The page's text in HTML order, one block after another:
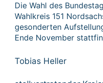
Die Wahl des
Wahlkreis 151
gesonderten
Ende November
Tobias Heller